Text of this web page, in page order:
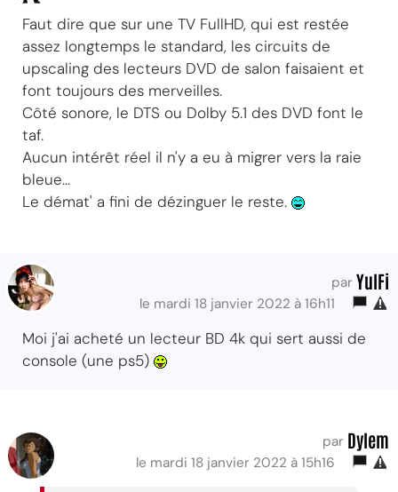
Faut dire que sur une TV FullHD, qui est restée
assez longtemps le standard, les circuits de
upscaling des lecteurs DVD de salon faisaient et
font toujours des merveilles.
Côté sonore, le DTS ou Dolby 5.1 des DVD font le
taf.
Aucun intérêt réel il n'y a eu à migrer vers la raie
bleue...
Le démat' a fini de dézinguer le reste.
par YulFi
le mardi 18 janvier 2022 à 16h11
Moi j'ai acheté un lecteur BD 4k qui sert aussi de
console (une ps5)
par Dylem
le mardi 18 janvier 2022 à 15h16